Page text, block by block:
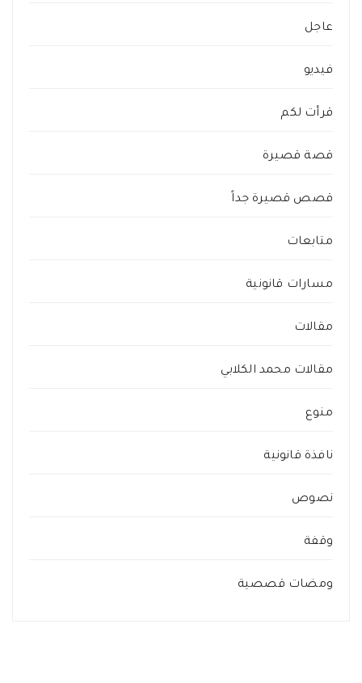
عاجل
فيديو
قرأت لكم
قصة قصيرة
قصص قصيرة جداً
متابعات
مسارات قانونية
مقالات
مقالات محمد الكلابي
منوع
نافذة قانونية
نصوص
وقفة
ومضات قصصية